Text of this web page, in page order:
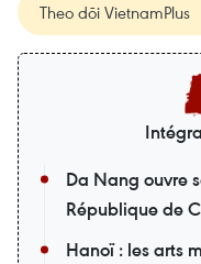
Theo dõi VietnamPlus
Da Nang ouvre
République de
Hanoï : les arts